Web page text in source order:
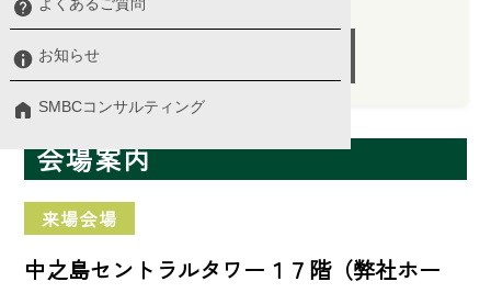
お知らせ
SMBCコンサルティング
会場案内
来場会場
中之島セントラルタワー１７階（弊社ホー